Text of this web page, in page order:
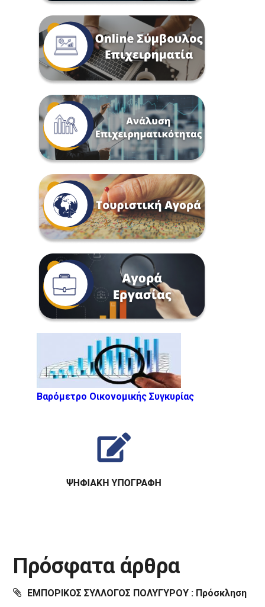
Βαρόμετρο Οικονομικής Συγκυρίας
Πρόσφατα άρθρα
ΕΜΠΟΡΙΚΟΣ ΣΥΛΛΟΓΟΣ ΠΟΛΥΓΥΡΟΥ : Πρόσκληση